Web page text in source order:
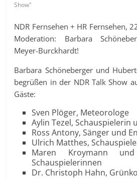
Show"
NDR Fernsehen + HR Fernsehen,
Moderation: Barbara
Meyer-Burckhardt!
Barbara Schöneberger und
begrüßen in der NDR Talk Show
Gäste:
Sven Plöger, Meteorologe
Aylin Tezel, Schauspielerin
Ross Antony, Sänger und
Ulrich Matthes,
Maren Kroymann
Schauspielerinnen
Dr. Christoph Hahn,